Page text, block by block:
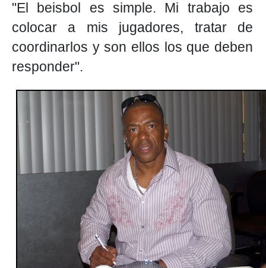
"El beisbol es simple. Mi trabajo es
colocar a mis jugadores, tratar de
coordinarlos y son ellos los que deben
responder".